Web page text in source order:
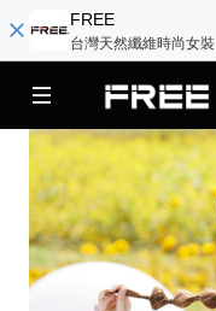
FREE
台灣天然纖維時尚女裝